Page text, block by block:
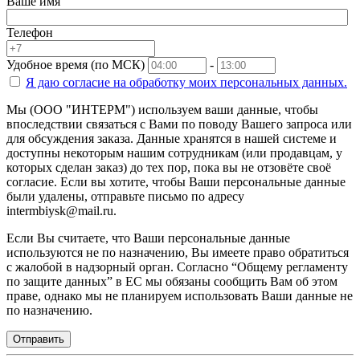
Телефон
Удобное время (по МСК)
-
Я даю согласие на обработку моих персональных данных.
Мы (ООО "ИНТЕРМ") используем ваши данные, чтобы
впоследствии связаться с Вами по поводу Вашего запроса или
для обсуждения заказа. Данные хранятся в нашей системе и
доступны некоторым нашим сотрудникам (или продавцам, у
которых сделан заказ) до тех пор, пока вы не отзовёте своё
согласие. Если вы хотите, чтобы Ваши персональные данные
были удалены, отправьте письмо по адресу
intermbiysk@mail.ru.
Если Вы считаете, что Ваши персональные данные
используются не по назначению, Вы имеете право обратиться
с жалобой в надзорный орган. Согласно “Общему регламенту
по защите данных” в ЕС мы обязаны сообщить Вам об этом
праве, однако мы не планируем использовать Ваши данные не
по назначению.
Отправить